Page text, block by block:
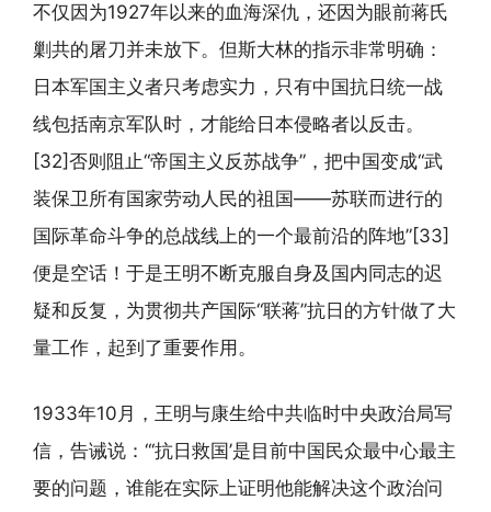
不仅因为1927年以来的血海深仇，还因为眼前蒋氏
剿共的屠刀并未放下。但斯大林的指示非常明确：
日本军国主义者只考虑实力，只有中国抗日统一战
线包括南京军队时，才能给日本侵略者以反击。
[32]否则阻止“帝国主义反苏战争”，把中国变成“武
装保卫所有国家劳动人民的祖国——苏联而进行的
国际革命斗争的总战线上的一个最前沿的阵地”[33]
便是空话！于是王明不断克服自身及国内同志的迟
疑和反复，为贯彻共产国际“联蒋”抗日的方针做了大
量工作，起到了重要作用。
1933年10月，王明与康生给中共临时中央政治局写
信，告诫说：“‘抗日救国’是目前中国民众最中心最主
要的问题，谁能在实际上证明他能解决这个政治问